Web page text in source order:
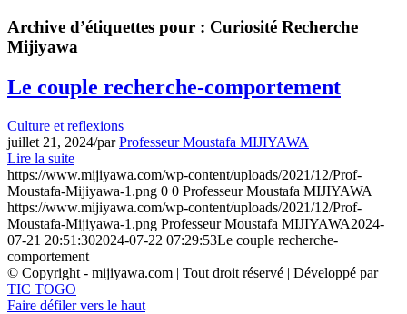
Archive d’étiquettes pour : Curiosité Recherche
Mijiyawa
Le couple recherche-comportement
Culture et reflexions
juillet 21, 2024/parProfesseur Moustafa MIJIYAWA
Lire la suite
https://www.mijiyawa.com/wp-content/uploads/2021/12/Prof-
Moustafa-Mijiyawa-1.png 0 0 Professeur Moustafa MIJIYAWA
https://www.mijiyawa.com/wp-content/uploads/2021/12/Prof-
Moustafa-Mijiyawa-1.png Professeur Moustafa MIJIYAWA2024-
07-21 20:51:302024-07-22 07:29:53Le couple recherche-
comportement
© Copyright - mijiyawa.com | Tout droit réservé | Développé par
TIC TOGO
Faire défiler vers le haut